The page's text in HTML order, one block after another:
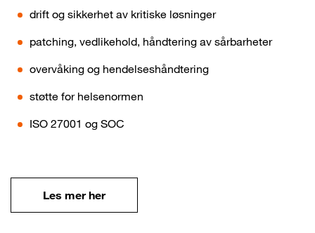
drift og sikkerhet av kritiske løsninger
patching, vedlikehold, håndtering av sårbarheter
overvåking og hendelseshåndtering
støtte for helsenormen
ISO 27001 og SOC
Les mer her